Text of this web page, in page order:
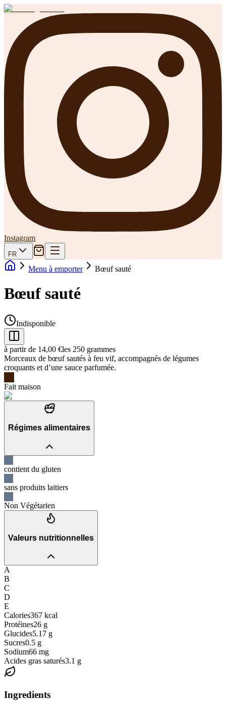
Instagram
FR
Menu à emporter Bœuf sauté
Bœuf sauté
Indisponible
à partir de 14,00 €les 250 grammes
Morceaux de bœuf sautés à feu vif, accompagnés de légumes
croquants et d’une sauce parfumée.
Fait maison
Régimes alimentaires
contient du gluten
sans produits laitiers
Non Végétarien
Valeurs nutritionnelles
A
B
C
D
E
Calories367 kcal
Protéines26 g
Glucides5.17 g
Sucres0.5 g
Sodium66 mg
Acides gras saturés3.1 g
Ingredients